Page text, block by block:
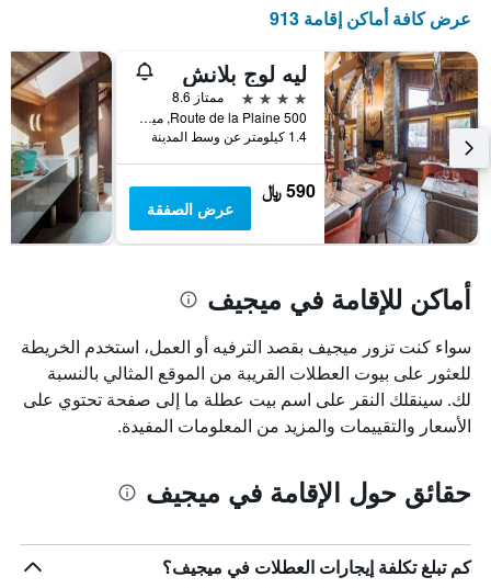
الذي
أيام
الأسبوع.
يتضمن
المخطط
التالي
1
محور
Y
الذي
سعر
غرفة
عرض كافة أماكن إقامة 913
ليه لوج بلانش
4 نجوم
ممتاز 8.6
500 Route de la Plaine, ميجيف, إقليم سافوا العليا, فرنسا
1.4 كيلومتر عن وسط المدينة
590 ﷼
عرض الصفقة
أماكن للإقامة في ميجيف
سواء كنت تزور ميجيف بقصد الترفيه أو العمل، استخدم الخريطة
للعثور على بيوت العطلات القريبة من الموقع المثالي بالنسبة
لك. سينقلك النقر على اسم بيت عطلة ما إلى صفحة تحتوي على
الأسعار والتقييمات والمزيد من المعلومات المفيدة.
حقائق حول الإقامة في ميجيف
كم تبلغ تكلفة إيجارات العطلات في ميجيف؟